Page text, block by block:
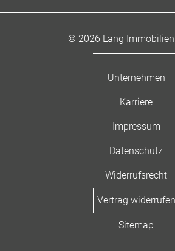
© 2026 Lang
Unternehmen
Karriere
Impressum
Datenschutz
Widerrufsrecht
Vertrag widerrufen
Sitemap